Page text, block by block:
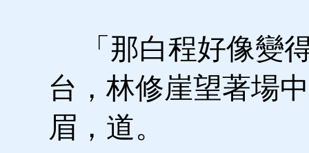
「那白程好像變
台，林修崖望著場
眉，道。